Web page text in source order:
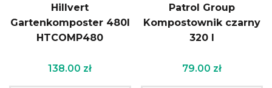
Hillvert
Gartenkomposter 480l
HTCOMP480
138.00 zł
Patrol Group
Kompostownik czarny
320 l
79.00 zł